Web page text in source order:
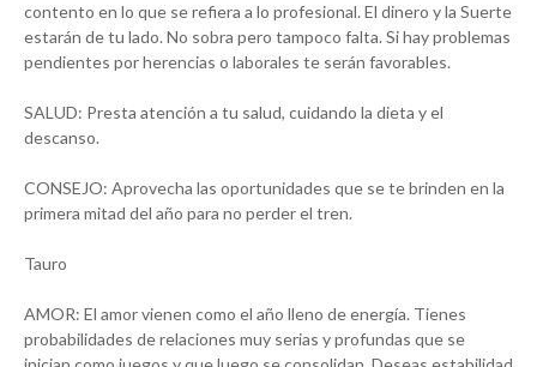
contento en lo que se refiera a lo profesional. El dinero y la Suerte
estarán de tu lado. No sobra pero tampoco falta. Si hay problemas
pendientes por herencias o laborales te serán favorables.
SALUD: Presta atención a tu salud, cuidando la dieta y el
descanso.
CONSEJO: Aprovecha las oportunidades que se te brinden en la
primera mitad del año para no perder el tren.
Tauro
AMOR: El amor vienen como el año lleno de energía. Tienes
probabilidades de relaciones muy serias y profundas que se